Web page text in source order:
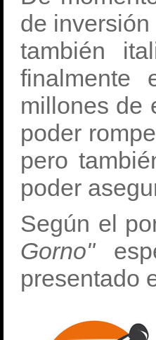
de
también
millones de
poder
pero
poder
Según el
Gorno"
presentado